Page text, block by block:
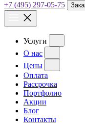
+7 (495) 297-05-75
Услуги
О нас
Цены
Оплата
Рассрочка
Портфолио
Акции
Блог
Контакты